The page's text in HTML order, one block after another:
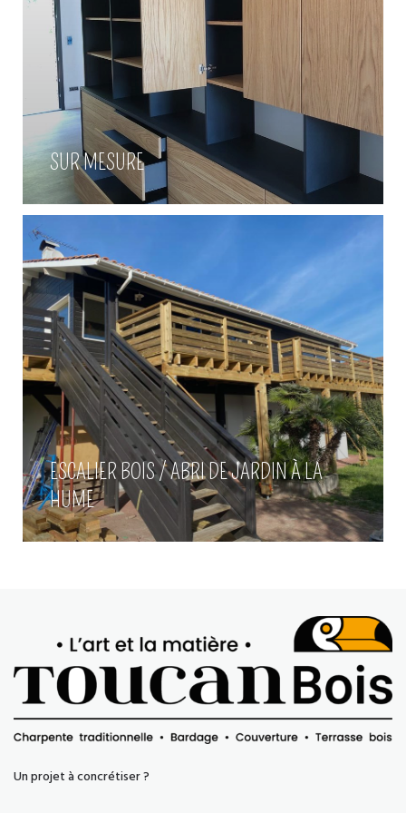
SUR MESURE
ESCALIER BOIS / ABRI DE JARDIN À LA
HUME
Escalier bois / Abri de jardin à la
Hume
Voir plus
Un projet à concrétiser ?